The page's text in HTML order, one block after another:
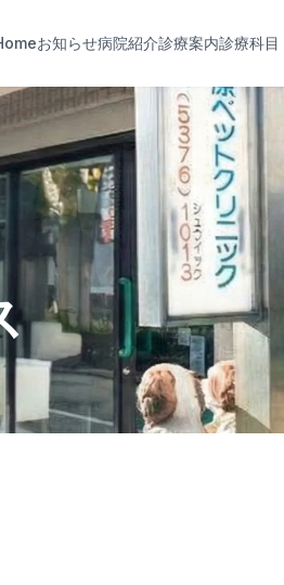
お知らせ病院紹介診療案内診療科目